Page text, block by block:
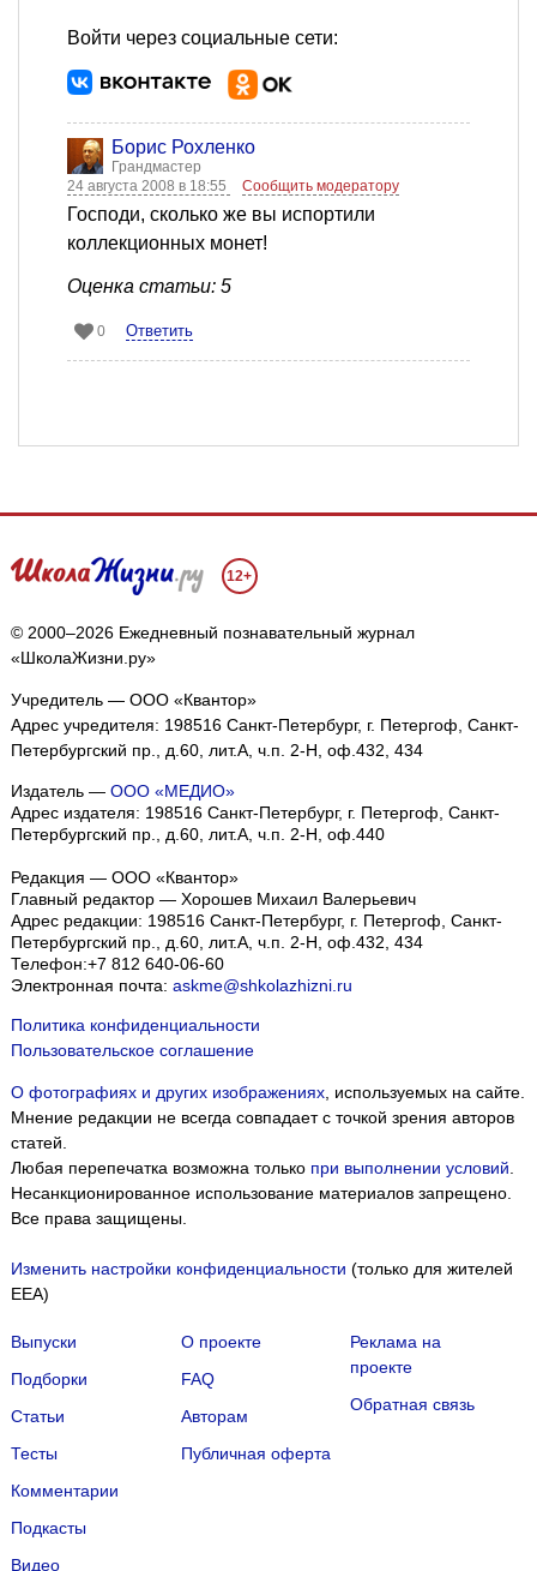
Войти через социальные сети:
Борис Рохленко
Грандмастер
24 августа 2008 в 18:55
Сообщить модератору
Господи, сколько же вы испортили
коллекционных монет!
Оценка статьи: 5
0 Ответить
12+
© 2000–2026 Ежедневный познавательный журнал
«ШколаЖизни.ру»
Учредитель — ООО «Квантор»
Адрес учредителя: 198516 Санкт-Петербург, г. Петергоф, Санкт-
Петербургский пр., д.60, лит.А, ч.п. 2-Н, оф.432, 434
Издатель — ООО «МЕДИО»
Адрес издателя: 198516 Санкт-Петербург, г. Петергоф, Санкт-
Петербургский пр., д.60, лит.А, ч.п. 2-Н, оф.440
Редакция — ООО «Квантор»
Главный редактор — Хорошев Михаил Валерьевич
Адрес редакции: 198516 Санкт-Петербург, г. Петергоф, Санкт-
Петербургский пр., д.60, лит.А, ч.п. 2-Н, оф.432, 434
Телефон:+7 812 640-06-60
Электронная почта: askme@shkolazhizni.ru
Политика конфиденциальности
Пользовательское соглашение
О фотографиях и других изображениях, используемых на сайте.
Мнение редакции не всегда совпадает с точкой зрения авторов
статей.
Любая перепечатка возможна только при выполнении условий.
Несанкционированное использование материалов запрещено.
Все права защищены.
Изменить настройки конфиденциальности (только для жителей
EEA)
Выпуски
Подборки
Статьи
Тесты
Комментарии
Подкасты
Видео
О проекте
FAQ
Авторам
Публичная оферта
Реклама на
проекте
Обратная связь